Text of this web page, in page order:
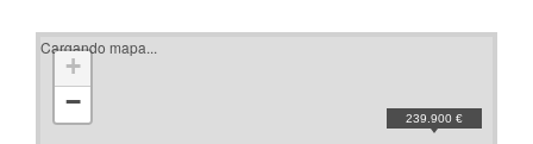
Cargando mapa...
239.900 €
+
−